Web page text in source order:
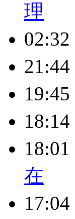
理
02:32
21:44
19:45
18:14
18:01
在
17:04